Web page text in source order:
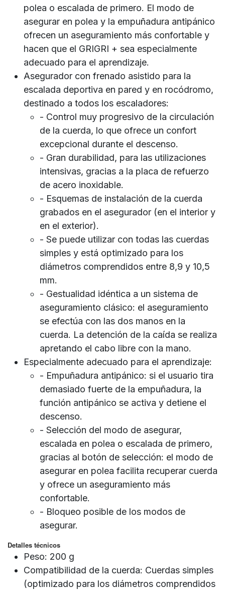
polea o escalada de primero. El modo de
asegurar en polea y la empuñadura antipánico
ofrecen un aseguramiento más confortable y
hacen que el GRIGRI + sea especialmente
adecuado para el aprendizaje.
Asegurador con frenado asistido para la
escalada deportiva en pared y en rocódromo,
destinado a todos los escaladores:
- Control muy progresivo de la circulación
de la cuerda, lo que ofrece un confort
excepcional durante el descenso.
- Gran durabilidad, para las utilizaciones
intensivas, gracias a la placa de refuerzo
de acero inoxidable.
- Esquemas de instalación de la cuerda
grabados en el asegurador (en el interior y
en el exterior).
- Se puede utilizar con todas las cuerdas
simples y está optimizado para los
diámetros comprendidos entre 8,9 y 10,5
mm.
- Gestualidad idéntica a un sistema de
aseguramiento clásico: el aseguramiento
se efectúa con las dos manos en la
cuerda. La detención de la caída se realiza
apretando el cabo libre con la mano.
Especialmente adecuado para el aprendizaje:
- Empuñadura antipánico: si el usuario tira
demasiado fuerte de la empuñadura, la
función antipánico se activa y detiene el
descenso.
- Selección del modo de asegurar,
escalada en polea o escalada de primero,
gracias al botón de selección: el modo de
asegurar en polea facilita recuperar cuerda
y ofrece un aseguramiento más
confortable.
- Bloqueo posible de los modos de
asegurar.
Detalles técnicos
Peso: 200 g
Compatibilidad de la cuerda: Cuerdas simples
(optimizado para los diámetros comprendidos